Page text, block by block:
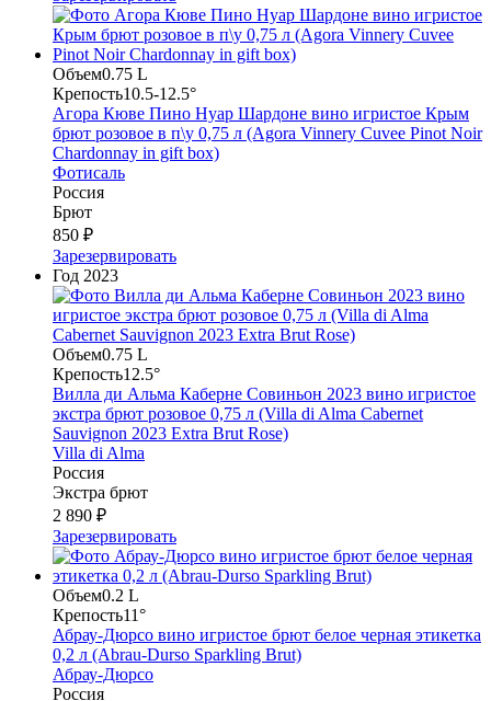
Объем0.75 L
Крепость10.5-12.5°
Агора Кюве Пино Нуар Шардоне вино игристое Крым
брют розовое в п\у 0,75 л (Agora Vinnery Cuvee Pinot Noir
Chardonnay in gift box)
Фотисаль
Россия
Брют
850 ₽
Зарезервировать
Год 2023
Объем0.75 L
Крепость12.5°
Вилла ди Альма Каберне Совиньон 2023 вино игристое
экстра брют розовое 0,75 л (Villa di Alma Cabernet
Sauvignon 2023 Extra Brut Rose)
Villa di Alma
Россия
Экстра брют
2 890 ₽
Зарезервировать
Объем0.2 L
Крепость11°
Абрау-Дюрсо вино игристое брют белое черная этикетка
0,2 л (Abrau-Durso Sparkling Brut)
Абрау-Дюрсо
Россия